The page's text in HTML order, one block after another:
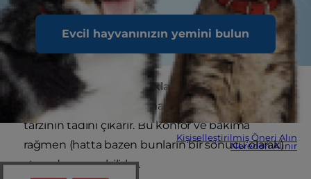
Evcil hayvanınızın yemini bulun
Kişiselleştirilmiş Öneri Alın
Nereden Alınır
Birçok köpek pelüş yataklar, lezzetli ödüller ve
bolca sevgi ile tamamlanan "şımarık" bir yaşam
tarzının tadını çıkarır. Bu konfor ve bakıma
rağmen (hatta bazen bunların bir sonucu olarak)
stres de yaşayabilirler.